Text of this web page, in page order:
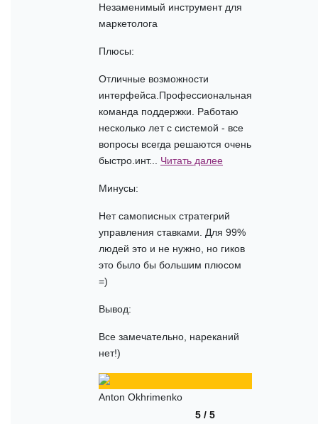
Незаменимый инструмент для
маркетолога
Плюсы:
Отличные возможности
интерфейса.Профессиональная
команда поддержки. Работаю
несколько лет с системой - все
вопросы всегда решаются очень
быстро.инт... Читать далее
Минусы:
Нет самописных стратегрий
управления ставками. Для 99%
людей это и не нужно, но гиков
это было бы большим плюсом
=)
Вывод:
Все замечательно, нареканий
нет!)
Anton Okhrimenko
5 / 5